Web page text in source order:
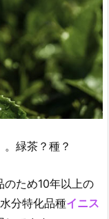
緑茶？種？
のため10年以上の
分特化品種イニス